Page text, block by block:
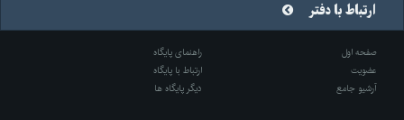
ارتباط با دفتر
صفحه اول
راهنمای پایگاه
عضویت
ارتباط با پایگاه
آرشیو جامع
دیگر پایگاه ها